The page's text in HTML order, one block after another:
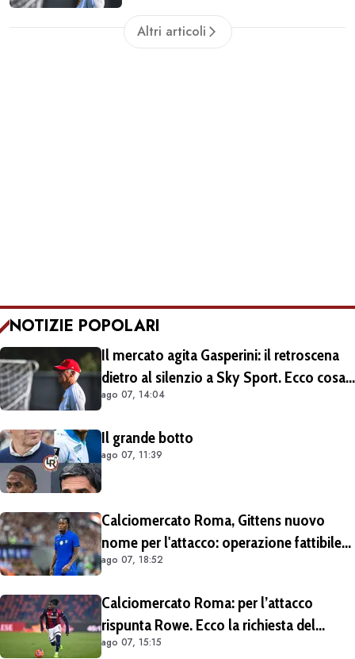
Altri articoli
NOTIZIE POPOLARI
Il mercato agita Gasperini: il retroscena
dietro al silenzio a Sky Sport. Ecco cosa
è emerso dal meeting con la proprietà
ago 07, 14:04
Il grande botto
ago 07, 11:39
Calciomercato Roma, Gittens nuovo
nome per l'attacco: operazione fattibile
solo in prestito
ago 07, 18:52
Calciomercato Roma: per l’attacco
rispunta Rowe. Ecco la richiesta del
Bologna
ago 07, 15:15